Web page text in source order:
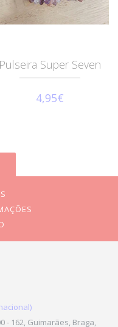
Pulseira Super Seven
4,95€
- 162, Guimarães, Braga,